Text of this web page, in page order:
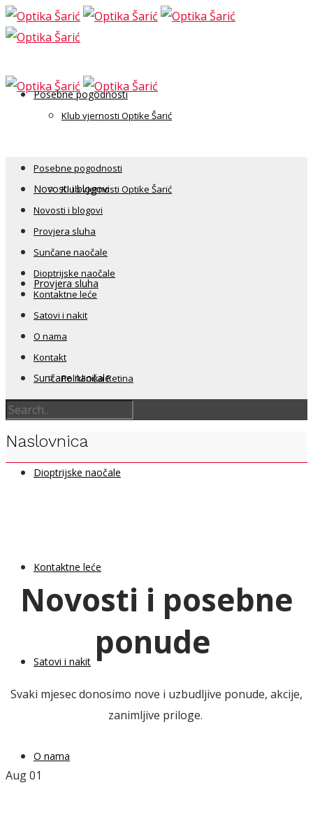
Posebne pogodnosti
Klub vjernosti Optike Šarić
Novosti i blogovi
Provjera sluha
Sunčane naočale
Dioptrijske naočale
Kontaktne leće
Satovi i nakit
O nama
Posebne pogodnosti
Klub vjernosti Optike Šarić
Novosti i blogovi
Provjera sluha
Sunčane naočale
Dioptrijske naočale
Kontaktne leće
Satovi i nakit
O nama
Kontakt
Poliklinika Retina
Naslovnica
Novosti i posebne
ponude
Svaki mjesec donosimo nove i uzbudljive ponude, akcije,
zanimljive priloge.
Aug01